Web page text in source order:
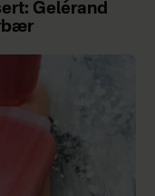
Gelérand